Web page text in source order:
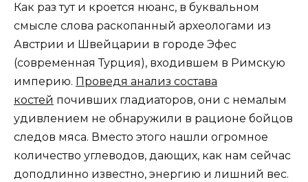
Как раз тут и кроется нюанс, в буквальном
смысле слова раскопанный археологами из
Австрии и Швейцарии в городе Эфес
(современная Турция), входившем в Римскую
империю. Проведя анализ состава
костей почивших гладиаторов, они с немалым
удивлением не обнаружили в рационе бойцов
следов мяса. Вместо этого нашли огромное
количество углеводов, дающих, как нам сейчас
доподлинно известно, энергию и лишний вес.